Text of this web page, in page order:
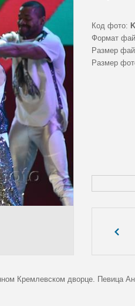
Код фото:
Формат
Размер
Размер
Кремлевском дворце. Певица